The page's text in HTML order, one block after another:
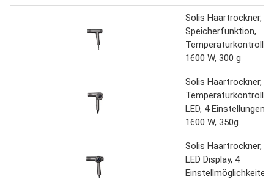
Solis Haartrockner,
Speicherfunktion,
Temperaturkontrolle,
1600 W, 300 g
Solis Haartrockner,
Temperaturkontrolle,
LED, 4 Einstellungen,
1600 W, 350g
Solis Haartrockner,
LED Display, 4
Einstellmöglichkeiten,